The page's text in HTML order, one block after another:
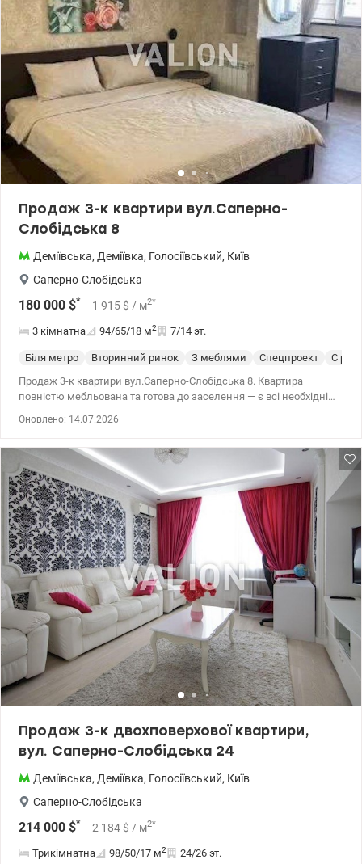
дозвілля. Квартира повністю готова до продажу. Ціна 130000 у.о.
0509051192 Альона. valion.ua/1067809
Продаж 3-к квартири вул.Саперно-
Слобідська 8
Деміївська, Деміївка, Голосіївський, Київ
Саперно-Слобідська
180 000 $* 1 915 $ / м2*
3 кімнатна 94/65/18 м2 7/14 эт.
Біля метро Вторинний ринок З меблями Спецпроект
С
Продаж 3-к квартири вул.Саперно-Слобідська 8. Квартира
повністю мебльована та готова до заселення — є всі необхідні
метро Деміївська, поруч дитячий садок та школа, магазини. 044
200 10 80 valion.ua/1151536
Оновлено: 14.07.2026
Продаж 3-к двохповерхової квартири,
вул. Саперно-Слобідська 24
Деміївська, Деміївка, Голосіївський, Київ
Саперно-Слобідська
214 000 $* 2 184 $ / м2*
Трикімнатна 98/50/17 м2 24/26 эт.